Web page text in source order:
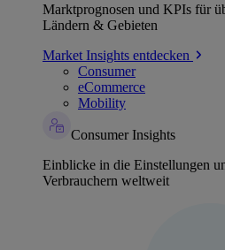
Marktprognosen und KPIs für
Ländern & Gebieten
Market Insights entdecken
Consumer
eCommerce
Mobility
Consumer Insights
Einblicke in die Einstellungen
Verbrauchern weltweit